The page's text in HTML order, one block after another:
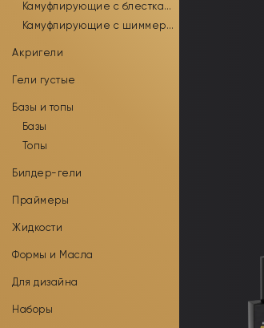
Камуфлирующие с блестками
Камуфлирующие с шиммером
Акригели
Гели густые
Базы и топы
Базы
Топы
Билдер-гели
Праймеры
Жидкости
Формы и Масла
Для дизайна
Наборы